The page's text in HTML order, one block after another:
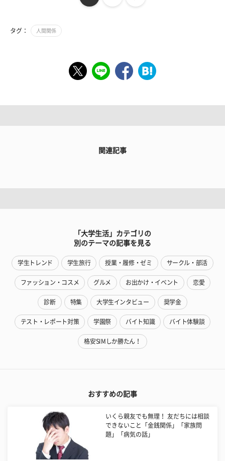
タグ： 人間関係
関連記事
「大学生活」カテゴリの
別のテーマの記事を見る
学生トレンド 学生旅行 授業・履修・ゼミ サークル・部活
ファッション・コスメ グルメ お出かけ・イベント 恋愛
診断 特集 大学生インタビュー 奨学金
テスト・レポート対策 学園祭 バイト知識 バイト体験談
格安SIMしか勝たん！
おすすめの記事
いくら親友でも無理！ 友だちには相談
できないこと「金銭関係」「家族問
題」「病気の話」